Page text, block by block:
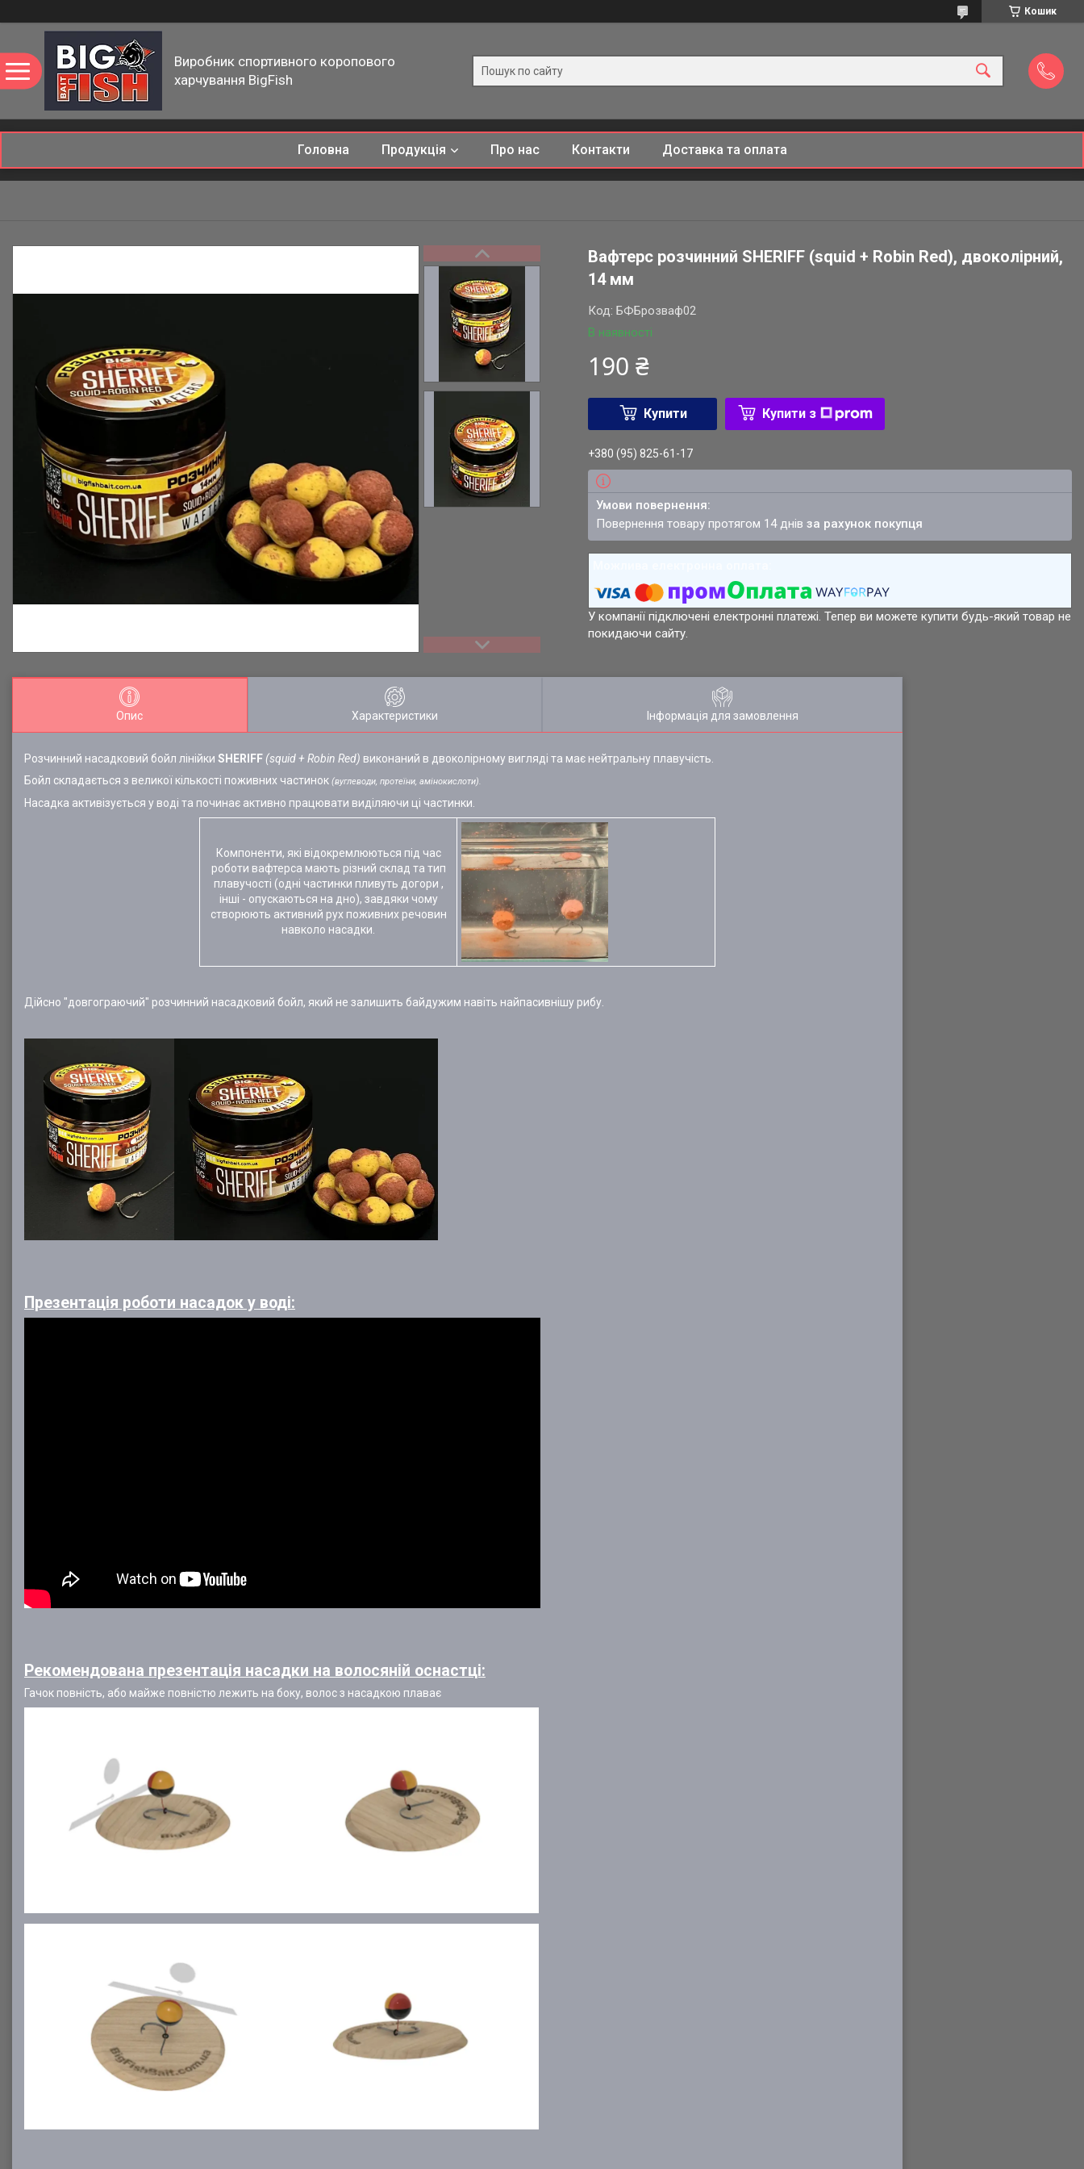
Кошик
Виробник спортивного коропового
харчування BigFish
Головна Продукція Про нас Контакти Доставка та оплата
Вафтерс розчинний SHERIFF (squid + Robin Red), двоколірний,
14 мм
В наявності
Код:БФБрозваф02
190 ₴
Купити Купити з
+380 (95) 825-61-17
повернення товару протягом 14 днівза рахунок покупця
У компанії підключені електронні платежі. Тепер ви можете купити будь-який товар не
покидаючи сайту.
Опис Характеристики Інформація для замовлення
Розчинний насадковий бойл лінійки SHERIFF (squid + Robin Red) виконаний в двоколірному вигляді та має нейтральну плавучість.
Бойл складається з великої кількості поживних частинок (вуглеводи, протеїни, амінокислоти).
Насадка активізується у воді та починає активно працювати виділяючи ці частинки.
Компоненти, які відокремлюються під час
роботи вафтерса мають різний склад та тип
плавучості (одні частинки пливуть догори ,
інші - опускаються на дно), завдяки чому
створюють активний рух поживних речовин
навколо насадки.
Дійсно "довгограючий" розчинний насадковий бойл, який не залишить байдужим навіть найпасивнішу рибу.
Презентація роботи насадок у воді:
Рекомендована презентація насадки на волосяній оснастці:
Гачок повність, або майже повністю лежить на боку, волос з насадкою плаває